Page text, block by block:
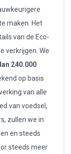
maken. Het
van de Eco-
verkrijgen. We
240.000
op basis
van alle
van voedsel,
zullen we in
en steeds
steeds meer